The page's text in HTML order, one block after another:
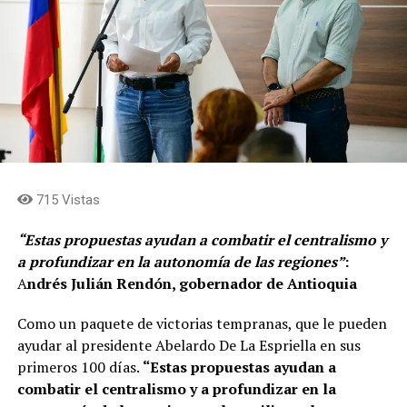
Medellín»
, explico.
Además, de este anuncio, el nuevo mandatario que
asumirá el próximo siete de agosto, anunció que
Medellín será la sede de la Alianza Escudo de las
américas y de ProColombia, que actualmente se
encuentra en Bogotá. La entidad, que hace parte del
Ministerio de Comercio, Industria y Turismo, se encarga
de las empresas y de atraer inversión extranjera al
territorio. Igualmente se encarga de posicionar el
turismo colombiano y fortalecer la imagen del país a
nivel internacional.
Según el señor De La Espriella, la elección de la ciudad
como la nueva casa de ProColombia se debe a su
desarrollo, progreso y emprendimiento.
Durante el encuentro, que se realizó en Plaza Mayor,
715 Vistas
“Estas propuestas ayudan a combatir el centralismo y
a profundizar en la autonomía de las regiones”:
Andrés Julián Rendón, gobernador de Antioquia
Como un paquete de victorias tempranas, que le pueden
ayudar al presidente Abelardo De La Espriella en sus
primeros 100 días. “Estas propuestas ayudan a
combatir el centralismo y a profundizar en la